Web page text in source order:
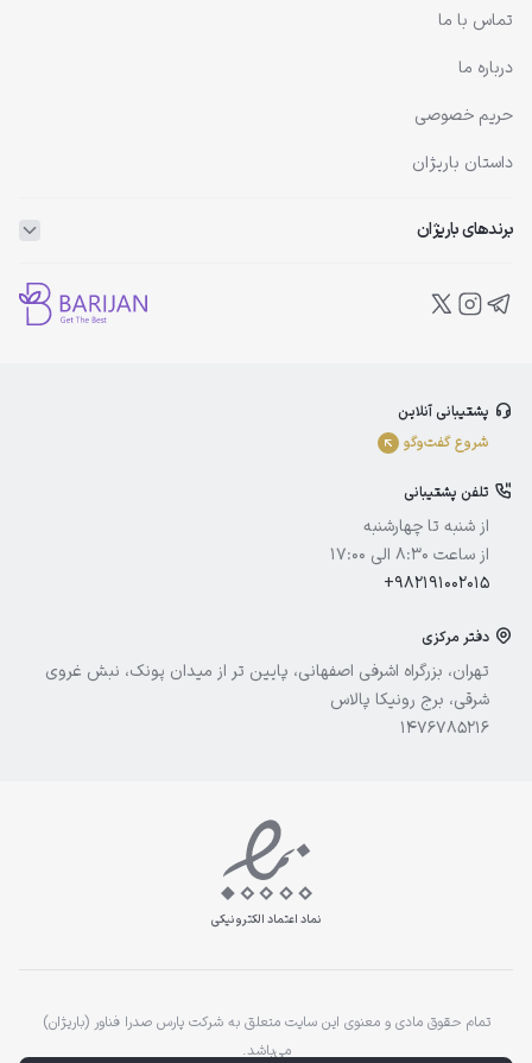
تماس با ما
درباره ما
حریم خصوصی
داستان باریژان
برندهای باریژان
ویتالیر
الوینا
آیسول
پشتیبانی آنلاین
شروع گفت‌و‌گو
تلفن پشتیبانی
از شنبه تا چهارشنبه
از ساعت 8:30 الی 17:00
+982191002015
دفتر مرکزی
تهران، بزرگراه اشرفی اصفهانی، پایین تر از میدان پونک، نبش غروی
شرقی، برج رونیکا پالاس
1476785216
نماد اعتماد الکترونیکی
تمام حقوق مادی و معنوی این سایت متعلق به شرکت پارس صدرا فناور (باریژان)
می‌باشد.